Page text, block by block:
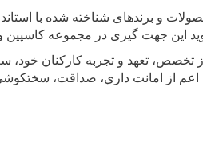
این جهت گیری در مجموعه کاسپین
تخصص، تعهد و تجربه کارکنان
از امانت داري، صداقت،